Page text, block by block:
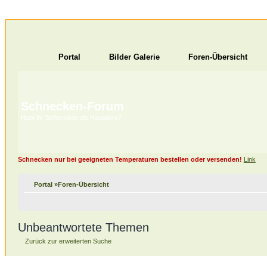
Portal Bilder Galerie Foren-Übersicht
Schnecken-Forum
Habt ihr Schnecken als Haustiere?
Schnecken nur bei geeigneten Temperaturen bestellen oder versenden! Link
Portal»Foren-Übersicht
Unbeantwortete Themen
Zurück zur erweiterten Suche